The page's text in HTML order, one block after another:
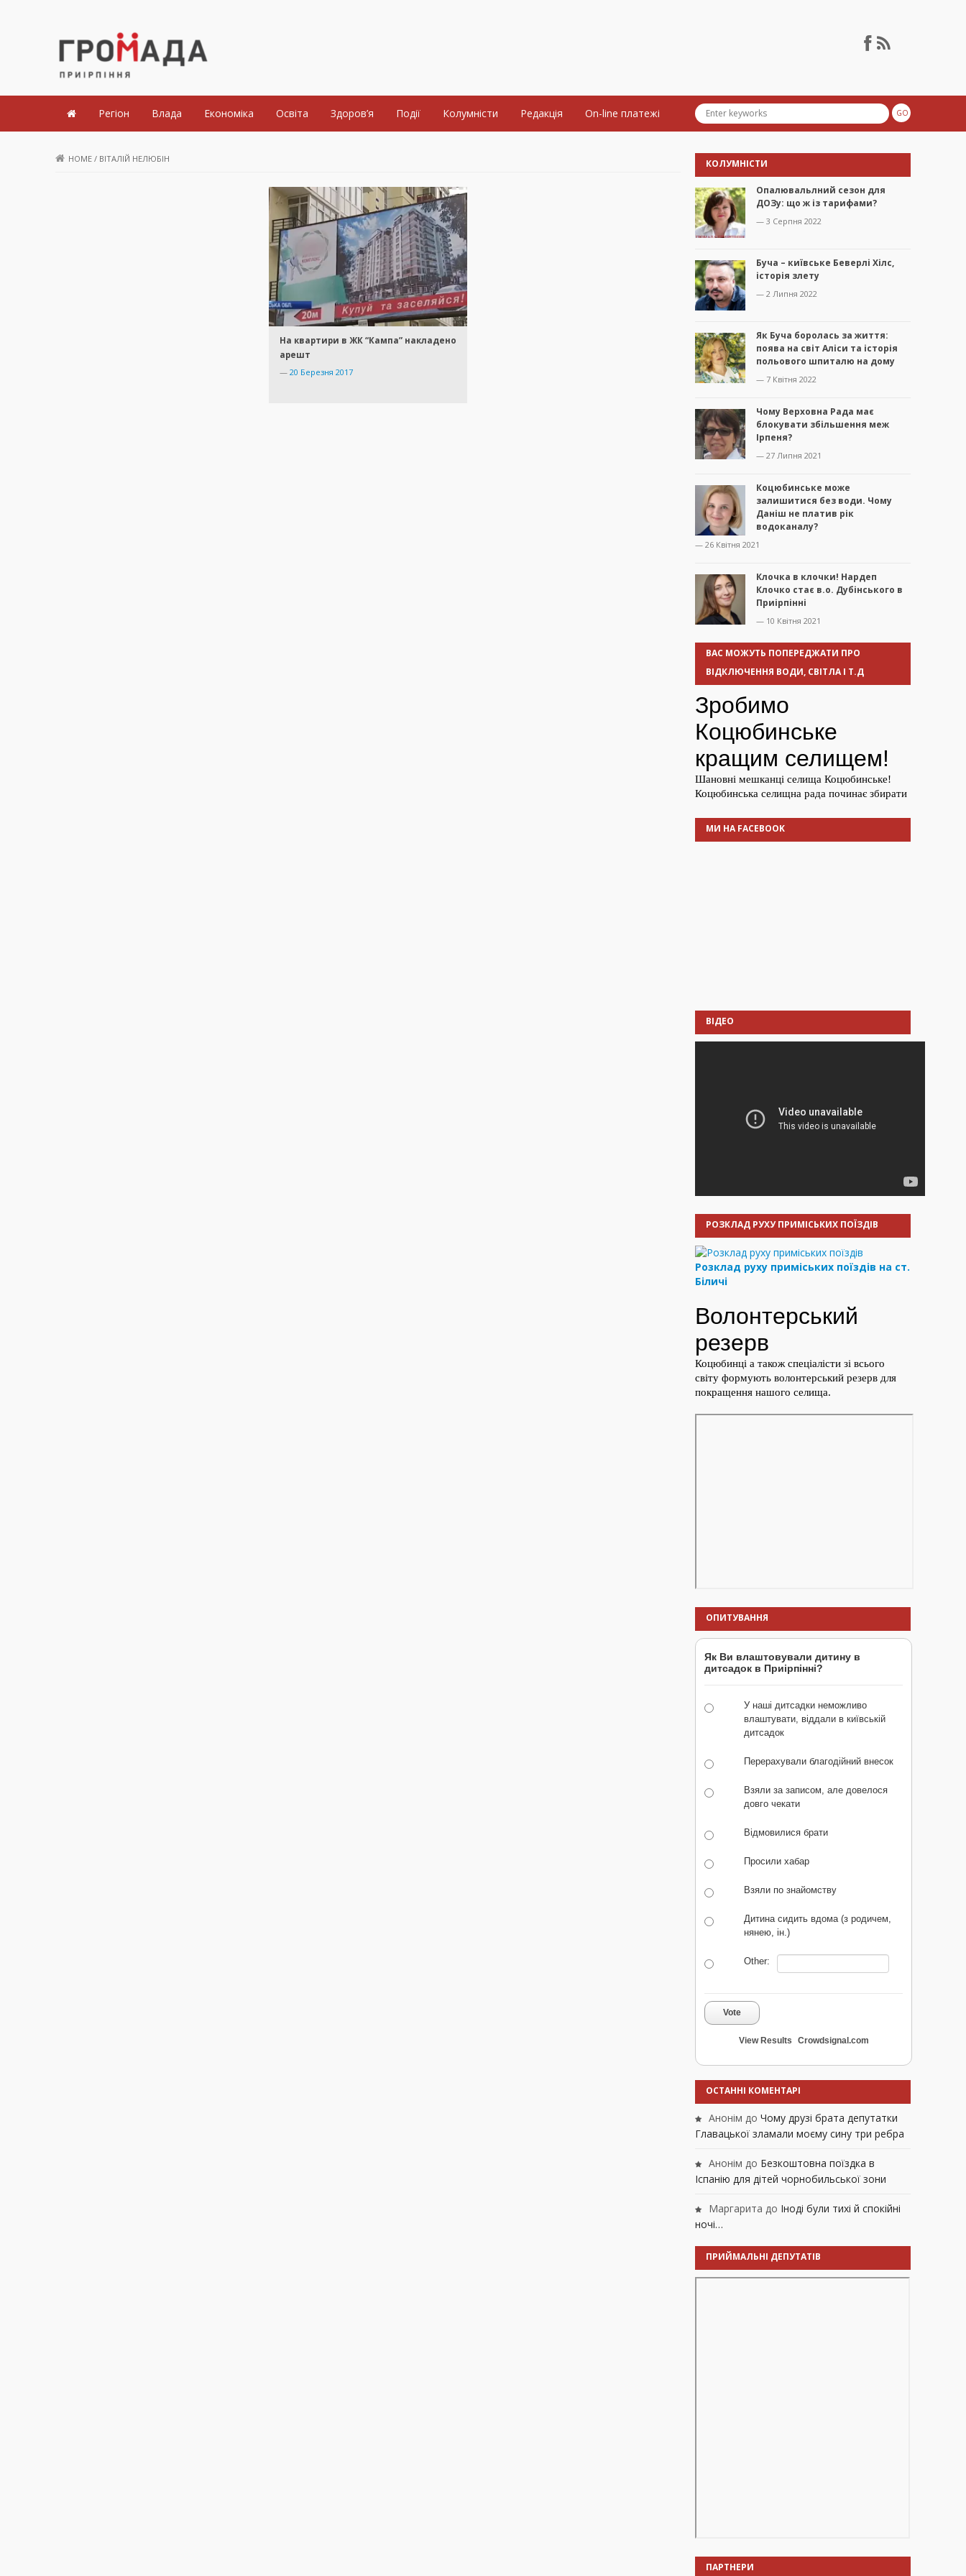
Громада Приірпіння
Регіон Влада Економіка Освіта Здоров’я Події Колумністи Редакція On-line платежі
HOME / ВІТАЛІЙ НЕЛЮБІН
На квартири в ЖК “Кампа” накладено
арешт
— 20 Березня 2017
КОЛУМНІСТИ
Опалювальлний сезон для
ДОЗу: що ж із тарифами?
— 3 Серпня 2022
Буча – київське Беверлі Хілс,
історія злету
— 2 Липня 2022
Як Буча боролась за життя:
поява на світ Аліси та історія
польового шпиталю на дому
— 7 Квітня 2022
Чому Верховна Рада має
блокувати збільшення меж
Ірпеня?
— 27 Липня 2021
Коцюбинське може
залишитися без води. Чому
Даніш не платив рік
водоканалу?
— 26 Квітня 2021
Клочка в клочки! Нардеп
Клочко стає в.о. Дубінського в
Приірпінні
— 10 Квітня 2021
ВАС МОЖУТЬ ПОПЕРЕДЖАТИ ПРО
ВІДКЛЮЧЕННЯ ВОДИ, СВІТЛА І Т.Д
МИ НА FACEBOOK
ВІДЕО
РОЗКЛАД РУХУ ПРИМІСЬКИХ ПОЇЗДІВ
Розклад руху приміських поїздів на ст.
Біличі
ОПИТУВАННЯ
Як Ви влаштовували дитину в
дитсадок в Приірпінні?
У наші дитсадки неможливо
влаштувати, віддали в київській
дитсадок
Перерахували благодійний внесок
Взяли за записом, але довелося
довго чекати
Відмовилися брати
Просили хабар
Взяли по знайомству
Дитина сидить вдома (з родичем,
нянею, ін.)
Other:
Vote
View Results Crowdsignal.com
ОСТАННІ КОМЕНТАРІ
Анонім до Чому друзі брата депутатки
Главацької зламали моєму сину три ребра
Анонім до Безкоштовна поїздка в
Іспанію для дітей чорнобильської зони
Маргарита до Іноді були тихі й спокійні
ночі…
ПРИЙМАЛЬНІ ДЕПУТАТІВ
ПАРТНЕРИ